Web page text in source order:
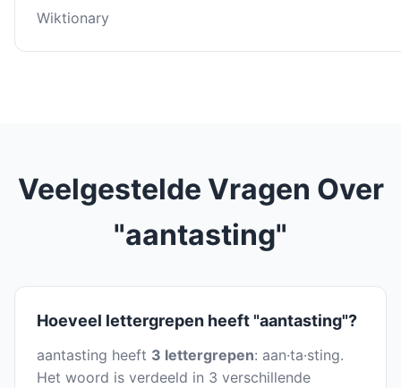
Wiktionary
Veelgestelde Vragen Over
"aantasting"
Hoeveel lettergrepen heeft "aantasting"?
aantasting heeft 3 lettergrepen: aan·ta·sting.
Het woord is verdeeld in 3 verschillende